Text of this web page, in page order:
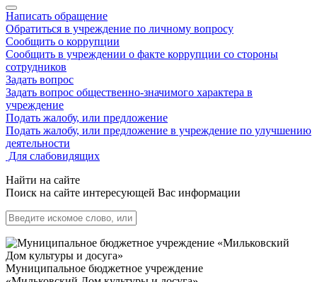
Написать обращение
Обратиться в учреждение по личному вопросу
Сообщить о коррупции
Сообщить в учреждении о факте коррупции со стороны
сотрудников
Задать вопрос
Задать вопрос общественно-значимого характера в
учреждение
Подать жалобу, или предложение
Подать жалобу, или предложение в учреждение по улучшению
деятельности
Для слабовидящих
Найти на сайте
Поиск на сайте интересующей Вас информации
Муниципальное бюджетное учреждение